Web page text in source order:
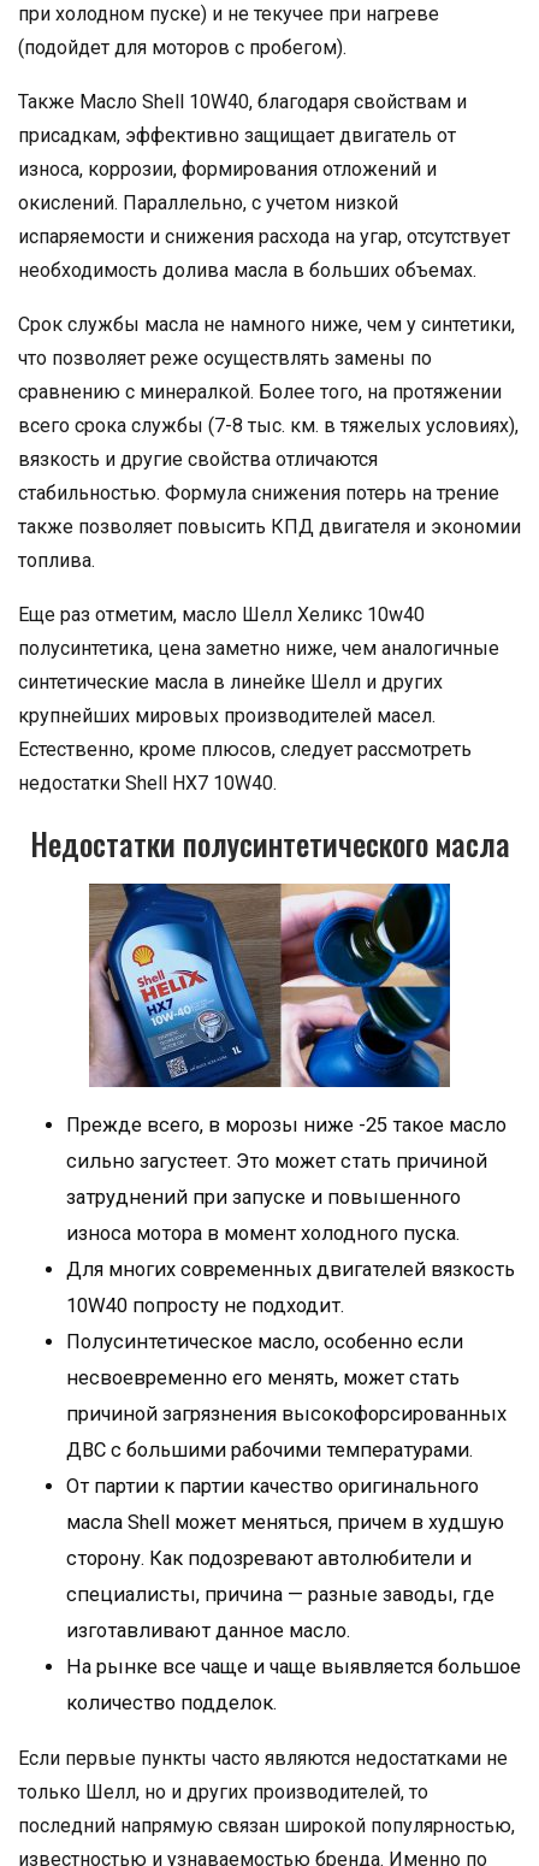
при холодном пуске) и не текучее при нагреве
(подойдет для моторов с пробегом).
Также Масло Shell 10W40, благодаря свойствам и
присадкам, эффективно защищает двигатель от
износа, коррозии, формирования отложений и
окислений. Параллельно, с учетом низкой
испаряемости и снижения расхода на угар, отсутствует
необходимость долива масла в больших объемах.
Срок службы масла не намного ниже, чем у синтетики,
что позволяет реже осуществлять замены по
сравнению с минералкой. Более того, на протяжении
всего срока службы (7-8 тыс. км. в тяжелых условиях),
вязкость и другие свойства отличаются
стабильностью. Формула снижения потерь на трение
также позволяет повысить КПД двигателя и экономии
топлива.
Еще раз отметим, масло Шелл Хеликс 10w40
полусинтетика, цена заметно ниже, чем аналогичные
синтетические масла в линейке Шелл и других
крупнейших мировых производителей масел.
Естественно, кроме плюсов, следует рассмотреть
недостатки Shell HX7 10W40.
Недостатки полусинтетического масла
Прежде всего, в морозы ниже -25 такое масло
сильно загустеет. Это может стать причиной
затруднений при запуске и повышенного
износа мотора в момент холодного пуска.
Для многих современных двигателей вязкость
10W40 попросту не подходит.
Полусинтетическое масло, особенно если
несвоевременно его менять, может стать
причиной загрязнения высокофорсированных
ДВС с большими рабочими температурами.
От партии к партии качество оригинального
масла Shell может меняться, причем в худшую
сторону. Как подозревают автолюбители и
специалисты, причина — разные заводы, где
изготавливают данное масло.
На рынке все чаще и чаще выявляется большое
количество подделок.
Если первые пункты часто являются недостатками не
только Шелл, но и других производителей, то
последний напрямую связан широкой популярностью,
известностью и узнаваемостью бренда. Именно по